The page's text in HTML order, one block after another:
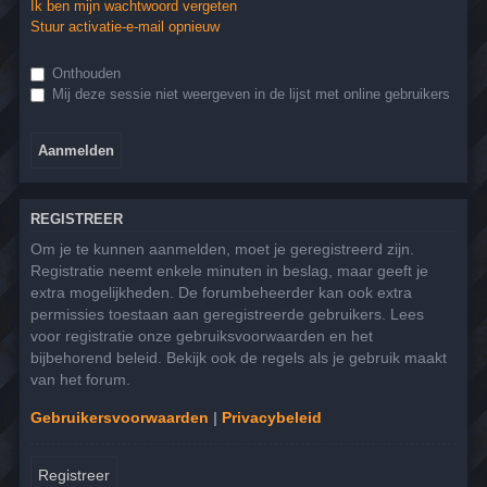
Ik ben mijn wachtwoord vergeten
Stuur activatie-e-mail opnieuw
Onthouden
Mij deze sessie niet weergeven in de lijst met online gebruikers
REGISTREER
Om je te kunnen aanmelden, moet je geregistreerd zijn.
Registratie neemt enkele minuten in beslag, maar geeft je
extra mogelijkheden. De forumbeheerder kan ook extra
permissies toestaan aan geregistreerde gebruikers. Lees
voor registratie onze gebruiksvoorwaarden en het
bijbehorend beleid. Bekijk ook de regels als je gebruik maakt
van het forum.
Gebruikersvoorwaarden | Privacybeleid
Registreer